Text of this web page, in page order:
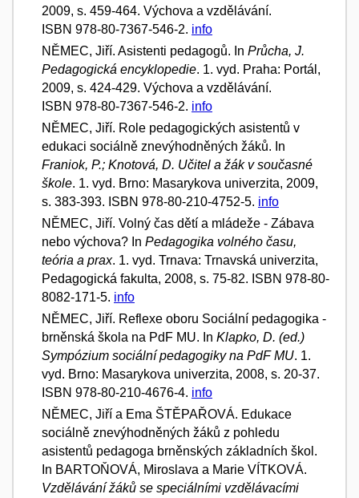
2009, s. 459-464. Výchova a vzdělávání.
ISBN 978-80-7367-546-2. info
NĚMEC, Jiří. Asistenti pedagogů. In Průcha, J.
Pedagogická encyklopedie. 1. vyd. Praha: Portál,
2009, s. 424-429. Výchova a vzdělávání.
ISBN 978-80-7367-546-2. info
NĚMEC, Jiří. Role pedagogických asistentů v
edukaci sociálně znevýhodněných žáků. In
Franiok, P.; Knotová, D. Učitel a žák v současné
škole. 1. vyd. Brno: Masarykova univerzita, 2009,
s. 383-393. ISBN 978-80-210-4752-5. info
NĚMEC, Jiří. Volný čas dětí a mládeže - Zábava
nebo výchova? In Pedagogika volného času,
teória a prax. 1. vyd. Trnava: Trnavská univerzita,
Pedagogická fakulta, 2008, s. 75-82. ISBN 978-80-
8082-171-5. info
NĚMEC, Jiří. Reflexe oboru Sociální pedagogika -
brněnská škola na PdF MU. In Klapko, D. (ed.)
Sympózium sociální pedagogiky na PdF MU. 1.
vyd. Brno: Masarykova univerzita, 2008, s. 20-37.
ISBN 978-80-210-4676-4. info
NĚMEC, Jiří a Ema ŠTĚPAŘOVÁ. Edukace
sociálně znevýhodněných žáků z pohledu
asistentů pedagoga brněnských základních škol.
In BARTOŇOVÁ, Miroslava a Marie VÍTKOVÁ.
Vzdělávání žáků se speciálními vzdělávacími